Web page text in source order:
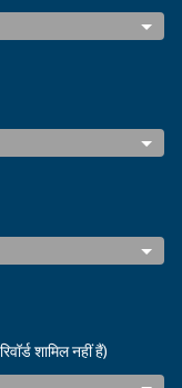
शामिल नहीं हैं)